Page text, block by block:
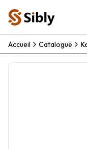
Accueil Catalogue